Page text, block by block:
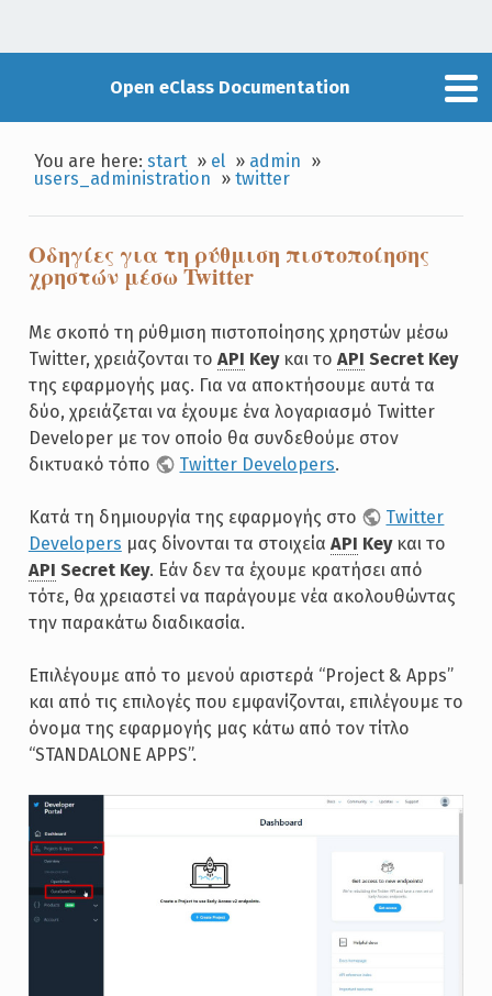
Open eClass Documentation
You are here:start » el » admin »
users_administration »twitter
Οδηγίες για τη ρύθμιση πιστοποίησης
χρηστών μέσω Twitter
Με σκοπό τη ρύθμιση πιστοποίησης χρηστών μέσω
Twitter, χρειάζονται το API Keyκαι το API Secret Key
της εφαρμογής μας. Για να αποκτήσουμε αυτά τα
δύο, χρειάζεται να έχουμε ένα λογαριασμό Twitter
Developer με τον οποίο θα συνδεθούμε στον
δικτυακό τόπο
Twitter Developers.
Κατά τη δημιουργία της εφαρμογής στο
Twitter
Developers μας δίνονται τα στοιχεία API Keyκαι το
API Secret Key. Εάν δεν τα έχουμε κρατήσει από
τότε, θα χρειαστεί να παράγουμε νέα ακολουθώντας
την παρακάτω διαδικασία.
Επιλέγουμε από το μενού αριστερά “Project & Apps”
και από τις επιλογές που εμφανίζονται, επιλέγουμε το
όνομα της εφαρμογής μας κάτω από τον τίτλο
“STANDALONE APPS”.